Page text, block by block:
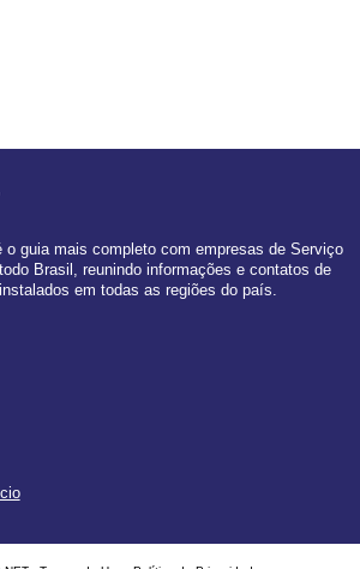
o guia mais completo com empresas de Serviço
Brasil, reunindo informações e contatos de
em todas as regiões do país.